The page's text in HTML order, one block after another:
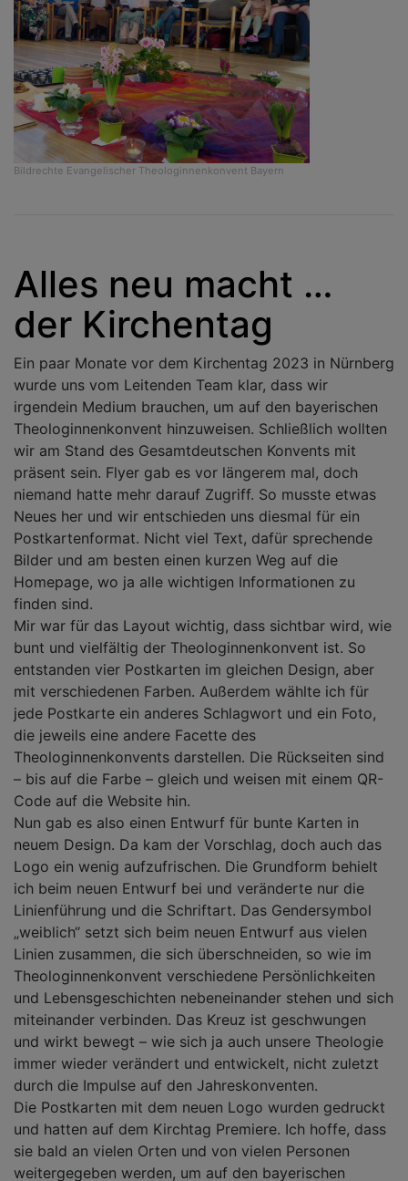
Bildrechte Evangelischer Theologinnenkonvent Bayern
Alles neu macht …
der Kirchentag
Ein paar Monate vor dem Kirchentag 2023 in Nürnberg
wurde uns vom Leitenden Team klar, dass wir
irgendein Medium brauchen, um auf den bayerischen
Theologinnenkonvent hinzuweisen. Schließlich wollten
wir am Stand des Gesamtdeutschen Konvents mit
präsent sein. Flyer gab es vor längerem mal, doch
niemand hatte mehr darauf Zugriff. So musste etwas
Neues her und wir entschieden uns diesmal für ein
Postkartenformat. Nicht viel Text, dafür sprechende
Bilder und am besten einen kurzen Weg auf die
Homepage, wo ja alle wichtigen Informationen zu
finden sind.
Mir war für das Layout wichtig, dass sichtbar wird, wie
bunt und vielfältig der Theologinnenkonvent ist. So
entstanden vier Postkarten im gleichen Design, aber
mit verschiedenen Farben. Außerdem wählte ich für
jede Postkarte ein anderes Schlagwort und ein Foto,
die jeweils eine andere Facette des
Theologinnenkonvents darstellen. Die Rückseiten sind
– bis auf die Farbe – gleich und weisen mit einem QR-
Code auf die Website hin.
Nun gab es also einen Entwurf für bunte Karten in
neuem Design. Da kam der Vorschlag, doch auch das
Logo ein wenig aufzufrischen. Die Grundform behielt
ich beim neuen Entwurf bei und veränderte nur die
Linienführung und die Schriftart. Das Gendersymbol
„weiblich“ setzt sich beim neuen Entwurf aus vielen
Linien zusammen, die sich überschneiden, so wie im
Theologinnenkonvent verschiedene Persönlichkeiten
und Lebensgeschichten nebeneinander stehen und sich
miteinander verbinden. Das Kreuz ist geschwungen
und wirkt bewegt – wie sich ja auch unsere Theologie
immer wieder verändert und entwickelt, nicht zuletzt
durch die Impulse auf den Jahreskonventen.
Die Postkarten mit dem neuen Logo wurden gedruckt
und hatten auf dem Kirchtag Premiere. Ich hoffe, dass
sie bald an vielen Orten und von vielen Personen
weitergegeben werden, um auf den bayerischen